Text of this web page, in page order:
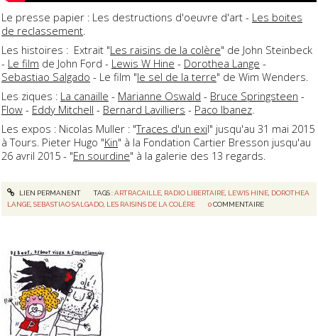
Le presse papier : Les destructions d'oeuvre d'art - Les boites
de reclassement
Les histoires : Extrait "Les raisins de la colère" de John Steinbeck
- Le film de John Ford - Lewis W Hine - Dorothea Lange -
Sebastiao Salgado - Le film "le sel de la terre" de Wim Wenders.
Les ziques : La canaille - Marianne Oswald - Bruce Springsteen -
Flow - Eddy Mitchell - Bernard Lavilliers - Paco Ibanez.
Les expos : Nicolas Muller : "Traces d'un exil" jusqu'au 31 mai 2015
à Tours. Pieter Hugo "Kin" à la Fondation Cartier Bresson jusqu'au
26 avril 2015 - "En sourdine" à la galerie des 13 regards.
LIEN PERMANENT TAGS :ARTRACAILLE, RADIO LIBERTAIRE, LEWIS HINE, DOROTHEA
LANGE ,SEBASTIAO SALGADO LES RAISINS DE LA COLÈRE 0 COMMENTAIRE